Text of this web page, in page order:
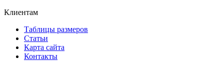
Клиентам
Таблицы размеров
Статьи
Карта сайта
Контакты